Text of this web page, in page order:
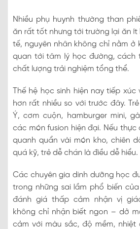
Nhiều phụ huynh thường than
ăn rất tốt nhưng tới trường lại ăn ít
tế, nguyên nhân không chỉ nằm ở
quan tới tâm lý học đường, cách
chất lượng trải nghiệm tổng thể.
Thế hệ học sinh hiện nay tiếp
hơn rất nhiều so với trước đây.
Ý, cơm cuộn, hamburger mini,
các món fusion hiện đại. Nếu
quanh quẩn vài món kho, chiên
quá kỹ, trẻ dễ chán là điều dễ hiểu.
Các chuyên gia dinh dưỡng học
trong những sai lầm phổ biến
đánh giá thấp cảm nhận vị
không chỉ nhận biết ngon – dở
cảm với màu sắc, độ mềm, nhiệt